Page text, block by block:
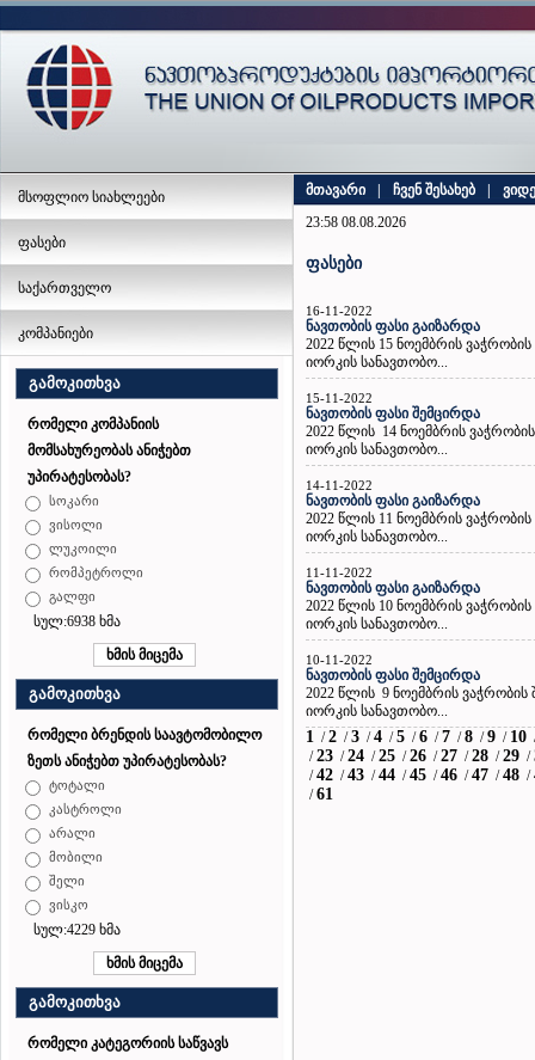
მსოფლიო სიახლეები
ფასები
საქართველო
კომპანიები
გამოკითხვა
რომელი კომპანიის
მომსახურეობას ანიჭებთ
უპირატესობას?
სოკარი
ვისოლი
ლუკოილი
რომპეტროლი
გალფი
სულ:6938 ხმა
გამოკითხვა
რომელი ბრენდის საავტომობილო
ზეთს ანიჭებთ უპირატესობას?
ტოტალი
კასტროლი
არალი
მობილი
შელი
ვისკო
სულ:4229 ხმა
გამოკითხვა
რომელი კატეგორიის საწვავს
მთავარი ჩვენ შესახებ
23:58 08.08.2026
ფასები
16-11-2022
ნავთობის ფასი გაიზარდა
2022 წლის 15 ნოემბრის
იორკის სანავთობო...
15-11-2022
ნავთობის ფასი შემცირდა
2022 წლის 14 ნოემბრის
იორკის სანავთობო...
14-11-2022
ნავთობის ფასი გაიზარდა
2022 წლის 11 ნოემბრის
იორკის სანავთობო...
11-11-2022
ნავთობის ფასი გაიზარდა
2022 წლის 10 ნოემბრის
იორკის სანავთობო...
10-11-2022
ნავთობის ფასი შემცირდა
2022 წლის 9 ნოემბრის
იორკის სანავთობო...
1 / 2 / 3 / 4 / 5 / 6 / 7 / 8 / 9 / 10
/ 23 / 24 / 25 / 26 / 27 / 28 / 29 /
/ 42 / 43 / 44 / 45 / 46 / 47 / 48 /
/ 61